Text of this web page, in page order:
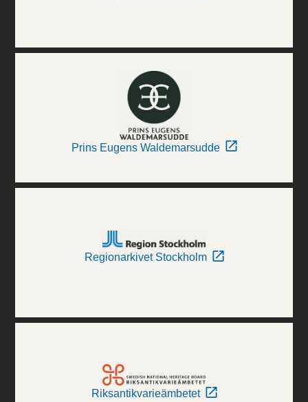
Prins Eugens Waldemarsudde
Regionarkivet Stockholm
Riksantikvarieämbetet